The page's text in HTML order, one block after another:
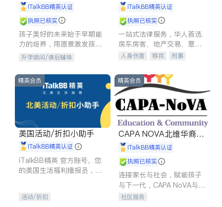
iTalkBB精英认证
执照已核实
孩子美好的未来始于早期能
力的培养，用愿景激发孩子
的学习潜力和动力。理念：
拥有成长型心态是成功的基
石。
升学顾问/课后辅导
iTalkBB精英认证
执照已核实
一站式法律服务，华人首选.
房东房客、地产交易、意外
伤害、车祸重伤、商业诉
建筑合同、刑事案件全包办
人身伤害 移民
刑事
信托/遗嘱
商业
索赔
律师-其它 保释
精英会员
美国活动/折扣小助手
iTalkBB精英认证
iTalkBB精英 官方账号。您
的美国生活福利播报员，精
专属福利。
活动/折扣
精英会员
CAPA NOVA北维华裔家
长会iTalkBB精英认证
执照已核实
连接家长与社会，赋能孩子
与下一代，CAPA NoVA与您
携手建设包容、公平、充满
社区服务